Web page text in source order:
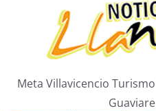
Meta Villavicencio